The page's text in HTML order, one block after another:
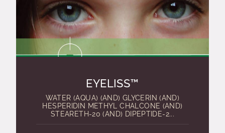
EYELISS™
WATER (AQUA) (AND) GLYCERIN (AND)
HESPERIDIN METHYL CHALCONE (AND)
STEARETH-20 (AND) DIPEPTIDE-2...